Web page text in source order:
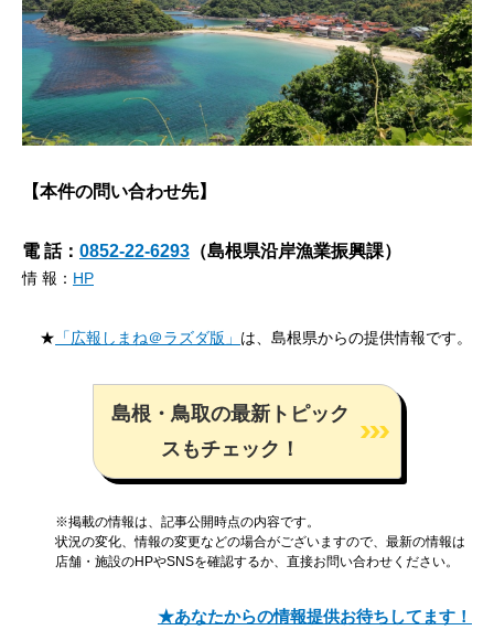
【本件の問い合わせ先】
電 話： 0852-22-6293 （島根県沿岸漁業振興課）
情 報： HP
★ 「広報しまね＠ラズダ版」 は、島根県からの提供情報です。
島根・鳥取の最新トピック
スもチェック！
※掲載の情報は、記事公開時点の内容です。
状況の変化、情報の変更などの場合がございますので、最新の情報は
店舗・施設のHPやSNSを確認するか、直接お問い合わせください。
★あなたからの情報提供お待ちしてます！